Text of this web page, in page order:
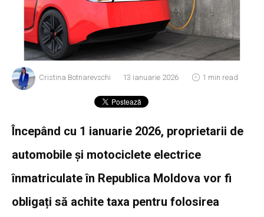
Cristina Botnarevschi 13 ianuarie 2026 1 min read
Începând cu 1 ianuarie 2026, proprietarii de
automobile și motociclete electrice
înmatriculate în Republica Moldova vor fi
obligați să achite taxa pentru folosirea